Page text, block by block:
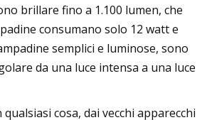
brillare fino a 1.100 lumen, che
consumano solo 12 watt e
semplici e luminose, sono
da una luce intensa a una luce
cosa, dai vecchi apparecchi